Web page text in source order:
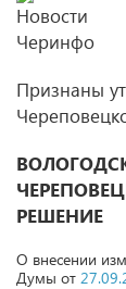
Признаны
РЕШЕНИЕ
О внесении
Думы от